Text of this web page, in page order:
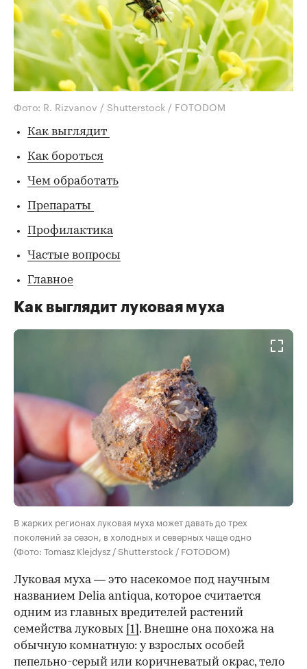
Фото: R. Rizvanov / Shutterstock / FOTODOM
Как выглядит
Как бороться
Чем обработать
Препараты
Профилактика
Частые вопросы
Главное
Как выглядит луковая муха
В жарких регионах луковая муха может давать до трех
поколений за сезон, в холодных и северных чаще одно
(Фото: Tomasz Klejdysz / Shutterstock / FOTODOM)
Луковая муха — это насекомое под научным
названием Delia antiqua, которое считается
одним из главных вредителей растений
семейства луковых [1] . Внешне она похожа на
обычную комнатную: у взрослых особей
пепельно-серый или коричневатый окрас, тело